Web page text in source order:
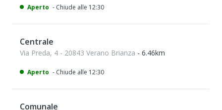
Aperto - Chiude alle 12:30
Centrale
Via Preda, 4 - 20843 Verano Brianza - 6.46km
Aperto - Chiude alle 12:30
Comunale